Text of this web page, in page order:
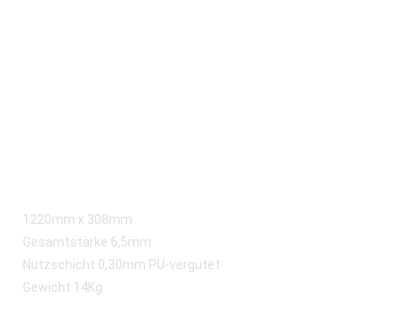
1220mm x 308mm
Gesamtstärke 6,5mm
Nutzschicht 0,30mm PU-vergütet
Gewicht 14Kg